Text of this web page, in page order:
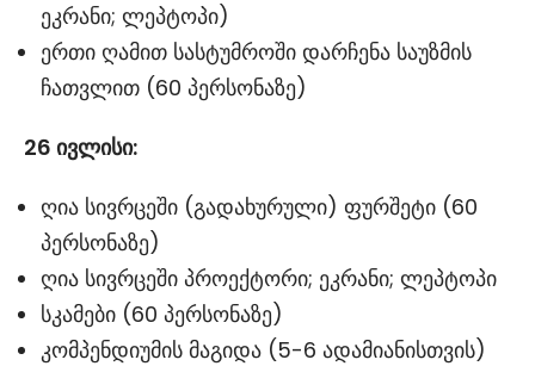
ეკრანი; ლეპტოპი)
ერთი ღამით სასტუმროში დარჩენა საუზმის
ჩათვლით (60 პერსონაზე)
26 ივლისი:
ღია სივრცეში (გადახურული) ფურშეტი (60
პერსონაზე)
ღია სივრცეში პროექტორი; ეკრანი; ლეპტოპი
სკამები (60 პერსონაზე)
კომპენდიუმის მაგიდა (5-6 ადამიანისთვის)